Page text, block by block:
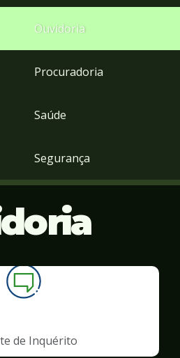
Ouvidoria
Procuradoria
Saúde
Segurança
Ilustração
da
de
Ouvidoria
de Inquérito